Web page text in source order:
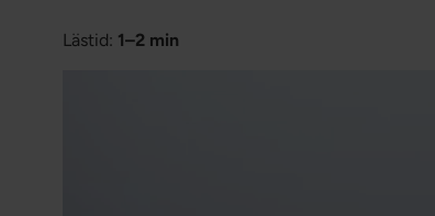
Lästid: 1–2 min